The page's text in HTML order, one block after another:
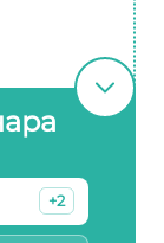
+2